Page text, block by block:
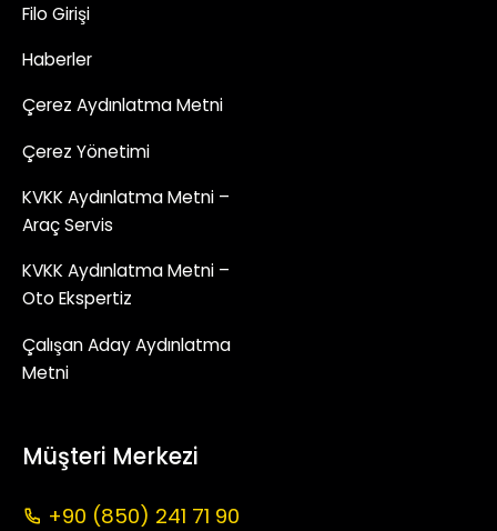
Filo Girişi
Haberler
Çerez Aydınlatma Metni
Çerez Yönetimi
KVKK Aydınlatma Metni –
Araç Servis
KVKK Aydınlatma Metni –
Oto Ekspertiz
Çalışan Aday Aydınlatma
Metni
Müşteri Merkezi
+90 (850) 241 71 90